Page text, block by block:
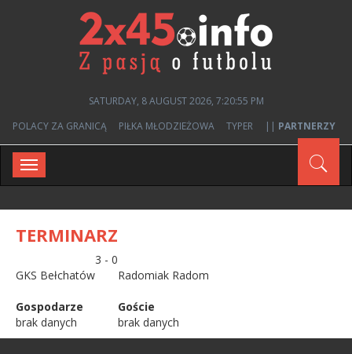
SATURDAY, 8 AUGUST 2026, 7:20:55 PM
POLACY ZA GRANICĄ
PIŁKA MŁODZIEŻOWA TYPER || PARTNERZY
Toggle
navigation
TERMINARZ
3 - 0
GKS Bełchatów
Radomiak Radom
Gospodarze
brak danych
Goście
brak danych